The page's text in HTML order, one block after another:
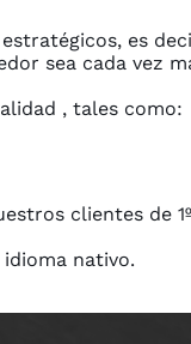
es
sea cada vez
, tales como:
clientes de
nativo.